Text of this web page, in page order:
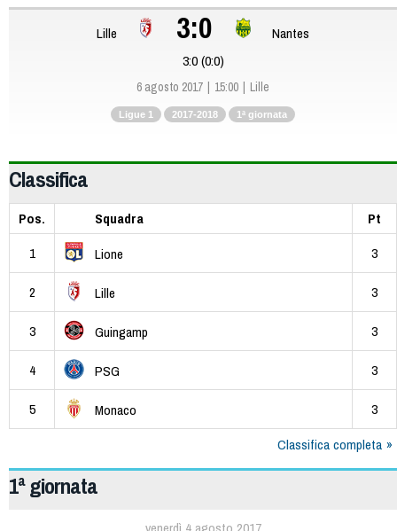
Lille 3:0
Nantes
3:0 (0:0)
6 agosto 2017 15:00 Lille
Ligue 1 2017-2018 1ª giornata
Classifica
Pos. Squadra
Pt
1
Lione 3
2 Lille 3
3 Guingamp 3
4 PSG 3
5 Monaco
3
Classifica completa
1ª giornata